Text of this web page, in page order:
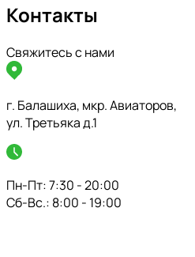
Контакты
Свяжитесь с нами
г. Балашиха, мкр. Авиаторов,
ул. Третьяка д.1
Пн-Пт: 7:30 - 20:00
Сб-Вс.: 8:00 - 19:00